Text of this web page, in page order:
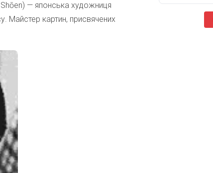
— японська художниця
Майстер картин, присвячених